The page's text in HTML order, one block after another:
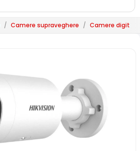
/ Camere supraveghere / Camere digitale